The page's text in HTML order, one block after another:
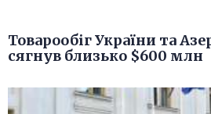
Товарообіг України та
сягнув близько $600 млн